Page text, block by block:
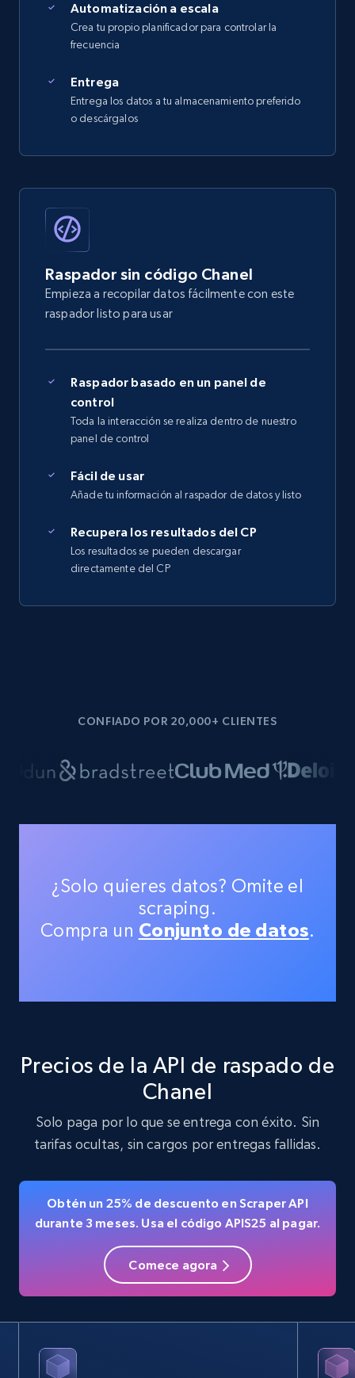
Automatización a escala
Crea tu propio planificador para controlar la
frecuencia
Entrega
Entrega los datos a tu almacenamiento preferido
o descárgalos
Raspador sin código Chanel
Empieza a recopilar datos fácilmente con este
raspador listo para usar
Raspador basado en un panel de
control
Toda la interacción se realiza dentro de nuestro
panel de control
Fácil de usar
Añade tu información al raspador de datos y listo
Recupera los resultados del CP
Los resultados se pueden descargar
directamente del CP
CONFIADO POR 20,000+ CLIENTES
¿Solo quieres datos? Omite el
scraping.
Compra un Conjunto de datos.
Precios de la API de raspado de
Chanel
Solo paga por lo que se entrega con éxito. Sin
tarifas ocultas, sin cargos por entregas fallidas.
Obtén un 25% de descuento en Scraper API
durante 3 meses. Usa el código APIS25 al pagar.
Comece agora